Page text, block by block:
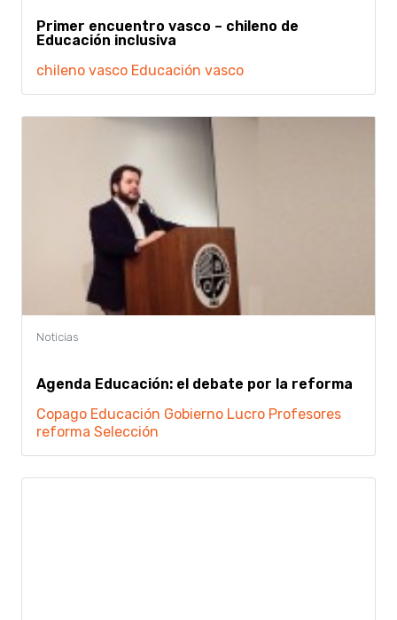
Primer encuentro vasco – chileno de
Educación inclusiva
chileno vasco Educación vasco
Agenda Educación: el debate por la reforma
Copago Educación Gobierno Lucro Profesores
reforma Selección